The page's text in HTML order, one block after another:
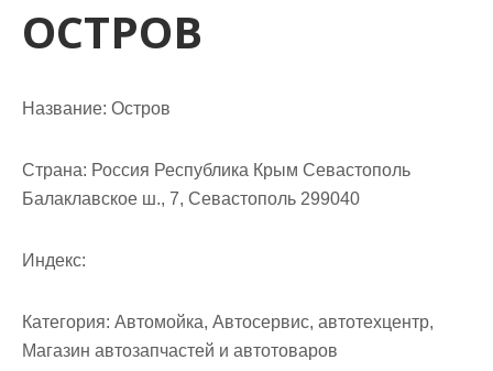
ОСТРОВ
Название: Остров
Страна: Россия Республика Крым Севастополь
Балаклавское ш., 7, Севастополь 299040
Индекс:
Категория: Автомойка, Автосервис, автотехцентр,
Магазин автозапчастей и автотоваров